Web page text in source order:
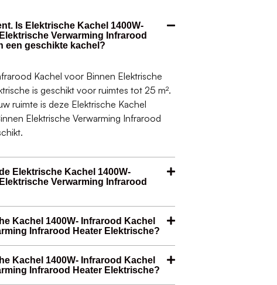
Is Elektrische Kachel 1400W-
Verwarming Infrarood
een geschikte kachel?
Kachel voor Binnen Elektrische
is geschikt voor ruimtes tot 25 m².
ruimte is deze Elektrische Kachel
Elektrische Verwarming Infrarood
Elektrische Kachel 1400W-
Verwarming Infrarood
Kachel 1400W- Infrarood Kachel
Infrarood Heater Elektrische?
Kachel 1400W- Infrarood Kachel
Infrarood Heater Elektrische?